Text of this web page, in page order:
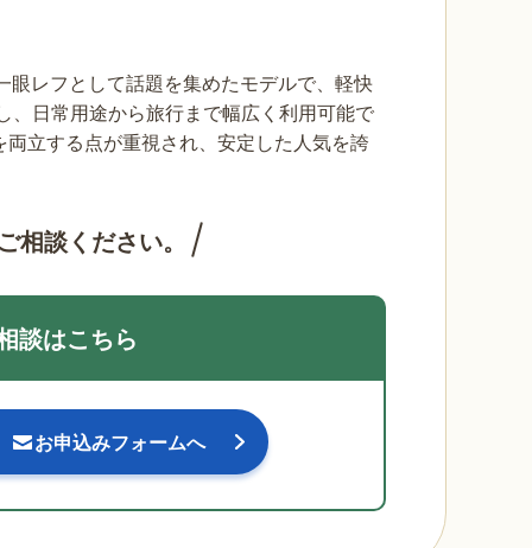
レフとして話題を集めたモデルで、軽快
日常用途から旅行まで幅広く利用可能で
立する点が重視され、安定した人気を誇
相談ください。
談はこちら
お申込みフォームへ